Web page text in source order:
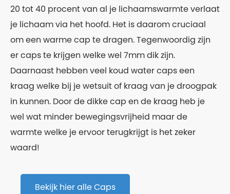
20 tot 40 procent van al je lichaamswarmte verlaat
je lichaam via het hoofd. Het is daarom cruciaal
om een warme cap te dragen. Tegenwoordig zijn
er caps te krijgen welke wel 7mm dik zijn.
Daarnaast hebben veel koud water caps een
kraag welke bij je wetsuit of kraag van je droogpak
in kunnen. Door de dikke cap en de kraag heb je
wel wat minder bewegingsvrijheid maar de
warmte welke je ervoor terugkrijgt is het zeker
waard!
Bekijk hier alle Caps